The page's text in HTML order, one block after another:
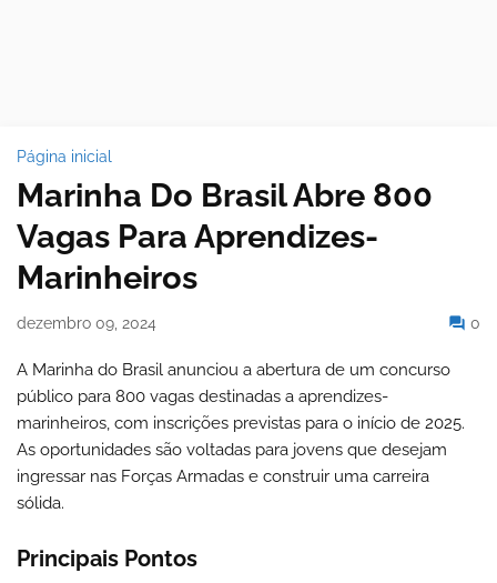
Página inicial
Marinha Do Brasil Abre 800
Vagas Para Aprendizes-
Marinheiros
dezembro 09, 2024 0
A Marinha do Brasil anunciou a abertura de um concurso
público para 800 vagas destinadas a aprendizes-
marinheiros, com inscrições previstas para o início de 2025.
As oportunidades são voltadas para jovens que desejam
ingressar nas Forças Armadas e construir uma carreira
sólida.
Principais Pontos